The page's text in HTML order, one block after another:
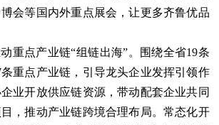
会等国内外重点展会，让更多齐鲁优品
点产业链“组链出海”。围绕全省19条
重点产业链，引导龙头企业发挥引领作
业开放供应链资源，带动配套企业共同
，推动产业链跨境合理布局。常态化开